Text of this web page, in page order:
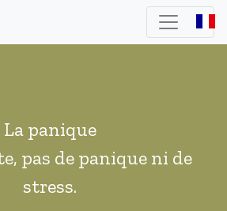
La panique
pas de panique ni de
stress.